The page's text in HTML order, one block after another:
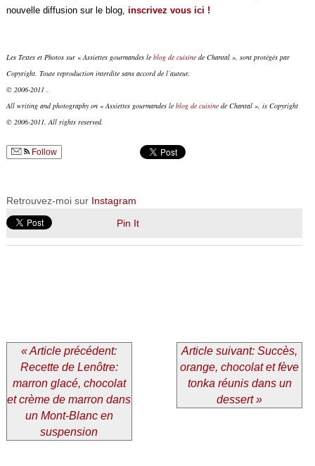
nouvelle diffusion sur le blog, inscrivez vous ici !
Les Textes et Photos sur « Assiettes gourmandes le blog de cuisinede Chantal », sont protégés par
Copyright. Toute reproduction interdite sans accord de l’auteur.
© 2006-2011 .
All writing and photography on « Assiettes gourmandes le blog de cuisinede Chantal », is Copyright
© 2006-2011. All rights reserved.
Follow
Retrouvez-moi sur Instagram
Pin It
« Article précédent:
Recette de Lenôtre:
marron glacé, chocolat
et crème de marron dans
un Mont-Blanc en
suspension
Article suivant: Succès,
orange, chocolat et fève
tonka réunis dans un
dessert »